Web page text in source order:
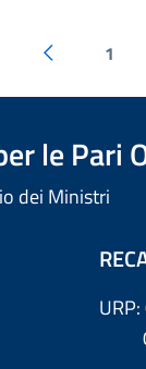
1
le Pari
dei Ministri
06